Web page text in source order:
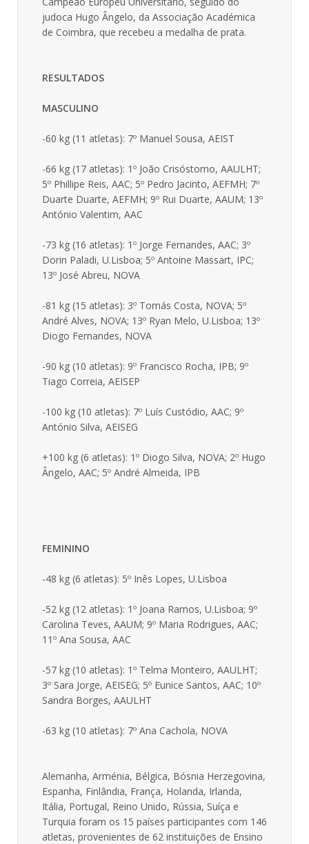
judoca Hugo Ângelo, da Associação Académica
de Coimbra, que recebeu a medalha de prata.
RESULTADOS
MASCULINO
-60 kg (11 atletas): 7º Manuel Sousa, AEIST
-66 kg (17 atletas): 1º João Crisóstomo, AAULHT;
5º Phillipe Reis, AAC; 5º Pedro Jacinto, AEFMH; 7º
Duarte Duarte, AEFMH; 9º Rui Duarte, AAUM; 13º
António Valentim, AAC
-73 kg (16 atletas): 1º Jorge Fernandes, AAC; 3º
Dorin Paladi, U.Lisboa; 5º Antoine Massart, IPC;
13º José Abreu, NOVA
-81 kg (15 atletas): 3º Tomás Costa, NOVA; 5º
André Alves, NOVA; 13º Ryan Melo, U.Lisboa; 13º
Diogo Fernandes, NOVA
-90 kg (10 atletas): 9º Francisco Rocha, IPB; 9º
Tiago Correia, AEISEP
-100 kg (10 atletas): 7º Luís Custódio, AAC; 9º
António Silva, AEISEG
+100 kg (6 atletas): 1º Diogo Silva, NOVA; 2º Hugo
Ângelo, AAC; 5º André Almeida, IPB
FEMININO
-48 kg (6 atletas): 5º Inês Lopes, U.Lisboa
-52 kg (12 atletas): 1º Joana Ramos, U.Lisboa; 9º
Carolina Teves, AAUM; 9º Maria Rodrigues, AAC;
11º Ana Sousa, AAC
-57 kg (10 atletas): 1º Telma Monteiro, AAULHT;
3º Sara Jorge, AEISEG; 5º Eunice Santos, AAC; 10º
Sandra Borges, AAULHT
-63 kg (10 atletas): 7º Ana Cachola, NOVA
Alemanha, Arménia, Bélgica, Bósnia Herzegovina,
Espanha, Finlândia, França, Holanda, Irlanda,
Itália, Portugal, Reino Unido, Rússia, Suíça e
Turquia foram os 15 países participantes com 146
atletas, provenientes de 62 instituições de Ensino